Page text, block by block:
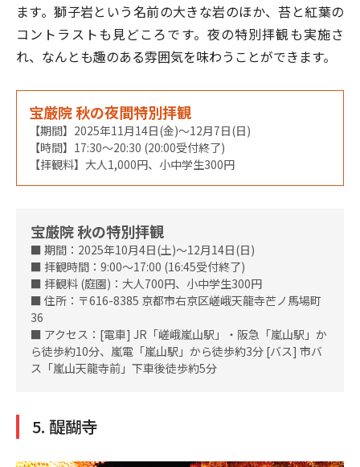
ます。獅子岩という名前の大きな岩のほか、苔と紅葉の
コントラストも見どころです。夜の特別拝観も実施さ
れ、なんとも趣のある雰囲気を味わうことができます。
宝厳院 秋の夜間特別拝観
【期間】2025年11月14日(金)～12月7日(日)
【時間】17:30～20:30 (20:00受付終了)
【拝観料】大人1,000円、小中学生300円
宝厳院 秋の特別拝観
■ 期間：2025年10月4日(土)～12月14日(日)
■ 拝観時間：9:00～17:00 (16:45受付終了)
■ 拝観料 (庭園)：大人700円、小中学生300円
■ 住所：〒616-8385 京都市右京区嵯峨天龍寺芒ノ馬場町
36
■ アクセス：[電車] JR「嵯峨嵐山駅」・阪急「嵐山駅」か
ら徒歩約10分、嵐電「嵐山駅」から徒歩約3分 [バス] 市バ
ス「嵐山天龍寺前」下車後徒歩約5分
5. 醍醐寺